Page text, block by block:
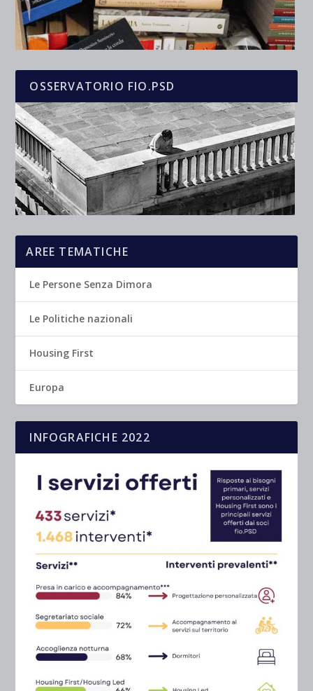
OSSERVATORIO FIO.PSD
AREE TEMATICHE
Le Persone Senza Dimora
Le Politiche nazionali
Housing First
Europa
INFOGRAFICHE 2022